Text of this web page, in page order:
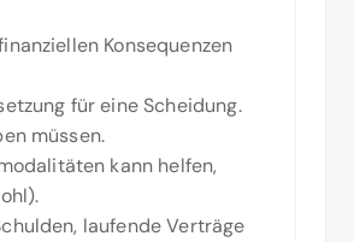
Konsequenzen
für eine Scheidung.
müssen.
kann helfen,
laufende Verträge